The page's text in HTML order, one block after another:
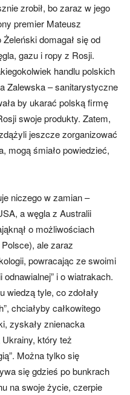
zrobił, bo zaraz w jego
premier Mateusz
domagał się od
gazu i ropy z Rosji.
handlu polskich
Zalewska – sanitarystyczne
by ukarać polską firmę
swoje produkty. Zatem,
jeszcze zorganizować
mogą śmiało powiedzieć,
niczego w zamian –
a węgla z Australii
o możliwościach
ale zaraz
powracając ze swoimi
i o wiatrakach.
wiedzą tyle, co zdołały
chciałyby całkowitego
zyskały znienacka
który też
Można tylko się
się gdzieś po bunkrach
na swoje życie, czerpie